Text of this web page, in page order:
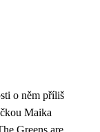
o něm příliš
Maika
Greens are